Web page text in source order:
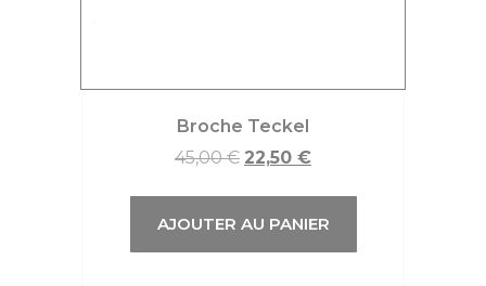
Broche Teckel
45,00€ 22,50 €
AJOUTER AU PANIER